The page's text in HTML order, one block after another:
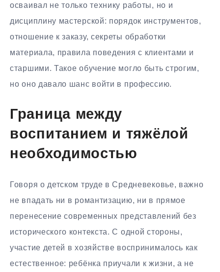
осваивал не только технику работы, но и
дисциплину мастерской: порядок инструментов,
отношение к заказу, секреты обработки
материала, правила поведения с клиентами и
старшими. Такое обучение могло быть строгим,
но оно давало шанс войти в профессию.
Граница между
воспитанием и тяжёлой
необходимостью
Говоря о детском труде в Средневековье, важно
не впадать ни в романтизацию, ни в прямое
перенесение современных представлений без
исторического контекста. С одной стороны,
участие детей в хозяйстве воспринималось как
естественное: ребёнка приучали к жизни, а не